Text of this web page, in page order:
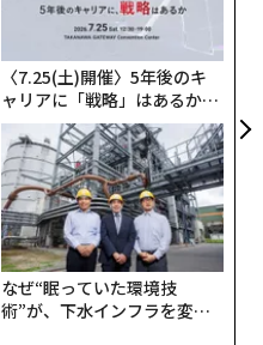
〈7.25(土)開催〉5年後のキ
ャリアに「戦略」はあるか。
トップエグゼクティブのキャ
リアに触れる1日│CAREER S
UMMIT 2026
なぜ“眠っていた環境技
術”が、下水インフラを変え